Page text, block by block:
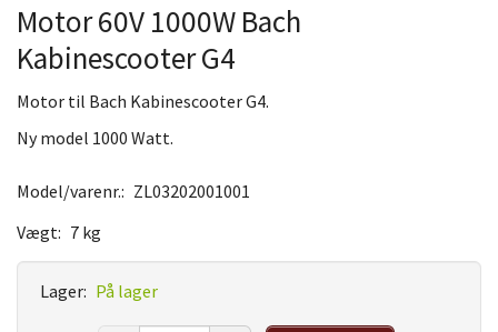
Motor 60V 1000W Bach
Kabinescooter G4
Motor til Bach Kabinescooter G4.
Ny model 1000 Watt.
Model/varenr.: ZL03202001001
Vægt: 7 kg
Lager: På lager